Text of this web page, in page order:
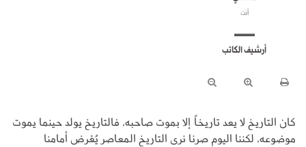
أنت
أرشيف الكاتب
كان التاريخ لا يعد تاريخاً إلا بموت صاحبه، فالتاريخ يولد حينما يموت
موضوعه، لكننا اليوم صرنا نرى التاريخ المعاصر يُعْرض أمامنا